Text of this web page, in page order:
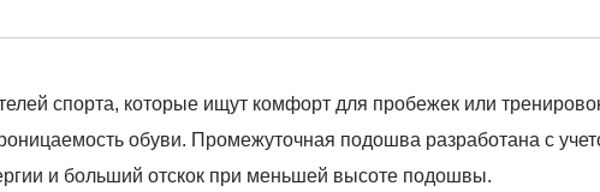
спорта, которые ищут комфорт для пробежек или
обуви. Промежуточная подошва разработана с
и больший отскок при меньшей высоте подошвы.